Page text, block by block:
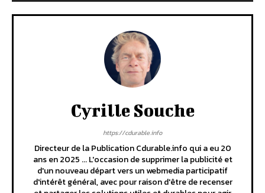
Cyrille Souche
https://cdurable.info
Directeur de la Publication Cdurable.info qui a eu 20
ans en 2025 ... L'occasion de supprimer la publicité et
d'un nouveau départ vers un webmedia participatif
d'intérêt général, avec pour raison d'être de recenser